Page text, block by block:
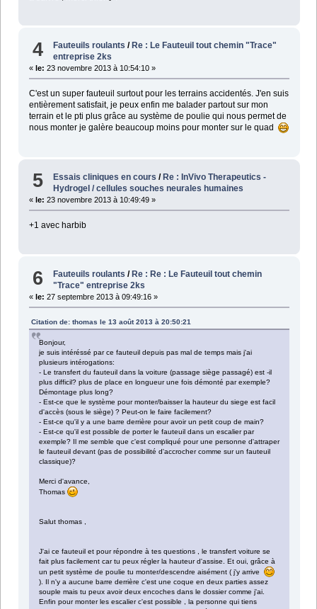
4 Fauteuils roulants / Re : Le Fauteuil tout chemin "Trace"
entreprise 2ks
« le: 23 novembre 2013 à 10:54:10 »
C'est un super fauteuil surtout pour les terrains accidentés. J'en suis
entièrement satisfait, je peux enfin me balader partout sur mon
terrain et le pti plus grâce au système de poulie qui nous permet de
nous monter je galère beaucoup moins pour monter sur le quad
5 Essais cliniques en cours /Re : InVivo Therapeutics -
Hydrogel / cellules souches neurales humaines
« le: 23 novembre 2013 à 10:49:49 »
+1 avec harbib
6 Fauteuils roulants / Re : Re : Le Fauteuil tout chemin
"Trace" entreprise 2ks
« le: 27 septembre 2013 à 09:49:16 »
Citation de: thomas le 13 août 2013 à 20:50:21
Bonjour,
je suis intéréssé par ce fauteuil depuis pas mal de temps mais j'ai
plusieurs intérogations:
- Le transfert du fauteuil dans la voiture (passage siège passagé) est -il
plus difficil? plus de place en longueur une fois démonté par exemple?
Démontage plus long?
- Est-ce que le système pour monter/baisser la hauteur du siege est facil
d'accès (sous le siège) ? Peut-on le faire facilement?
- Est-ce qu'il y a une barre derrière pour avoir un petit coup de main?
- Est-ce qu'il est possible de porter le fauteuil dans un escalier par
exemple? Il me semble que c'est compliqué pour une personne d'attraper
le fauteuil devant (pas de possibilité d'accrocher comme sur un fauteuil
classique)?
Merci d'avance,
Thomas
Salut thomas ,
J'ai ce fauteuil et pour répondre à tes questions , le transfert voiture se
fait plus facilement car tu peux régler la hauteur d'assise. Et oui, grâce à
un petit système de poulie tu monter/descendre aisément ( j'y arrive
). Il n'y a aucune barre derrière c'est une coque en deux parties assez
souple mais tu peux avoir deux encoches dans le dossier comme j'ai.
Enfin pour monter les escalier c'est possible , la personne qui tiens